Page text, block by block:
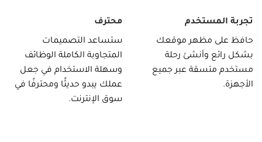
تجربة المستخدم
حافظ على مظهر موقعك
بشكل رائع وأنشئ رحلة
مستخدم متسقة عبر جميع
الأجهزة.
محترف
ستساعد التصميمات
المتجاوبة الكاملة الوظائف
وسهلة الاستخدام في جعل
عملك يبدو حديثًا ومحترفًا في
سوق الإنترنت.